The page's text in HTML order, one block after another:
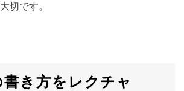
切です。
書き方をレクチャ